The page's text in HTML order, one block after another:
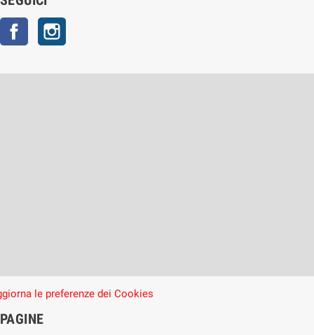
Facebook
le preferenze dei Cookies
PAGINE